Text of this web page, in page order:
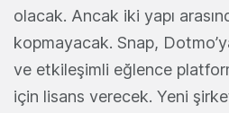
olacak. Ancak iki yapı
kopmayacak. Snap,
ve etkileşimli eğlence
için lisans verecek. Yeni